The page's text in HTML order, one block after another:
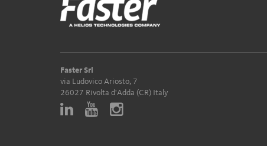
Faster Srl
via Ludovico Ariosto, 7
26027 Rivolta d'Adda (CR) Italy